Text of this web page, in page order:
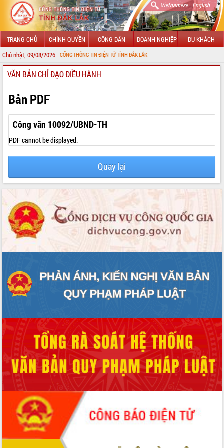
Vietnamese| English
TRANG CHỦ CHÍNH QUYỀN CÔNG DÂN DOANH NGHIỆP DU KHÁCH
Chủ nhật, 09/08/2026
ĐẾN VỚI CỔNG THÔNG TIN ĐIỆN TỬ TỈNH ĐẮK LẮK
GIỚI THIỆU
LÃNH ĐẠO UBND TỈNH
TIN TỨC SỰ KIỆN
SỞ, BAN, NGÀNH
UBND CÁC XÃ, PHƯỜNG
THÔNG TIN CHỈ ĐẠO ĐIỀU HÀNH
VĂN BẢN HĐND TỈNH
ĐIỂM TIN VĂN BẢN
VĂN BẢN CHỈ ĐẠO ĐIỀU HÀNH
Bản PDF
Công văn 10092/UBND-TH
PDF cannot be displayed.
Quay lại